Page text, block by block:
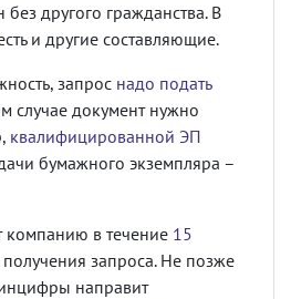
другого гражданства. В
и другие составляющие.
запрос надо подать
случае документ нужно
квалифицированной ЭП
бумажного экземпляра –
в течение 15
запроса. Не позже
направит